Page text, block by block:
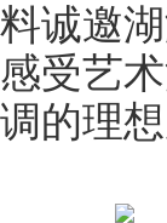
料诚邀
感受艺
调的理想